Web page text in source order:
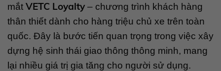
mắt VETC Loyalty– chương trình khách hàng
thân thiết dành cho hàng triệu chủ xe trên toàn
quốc. Đây là bước tiến quan trọng trong việc xây
dựng hệ sinh thái giao thông thông minh, mang
lại nhiều giá trị gia tăng cho người sử dụng.